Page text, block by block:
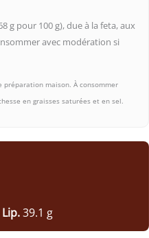
g pour 100 g), due à la feta, aux
avec modération si
maison. À consommer
en graisses saturées et en sel.
Lip.39.1 g